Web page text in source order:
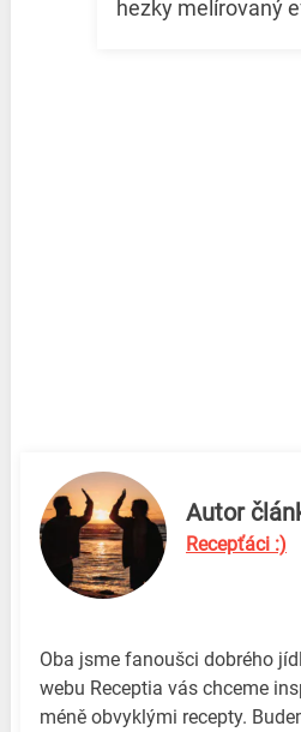
hezky melírovaný
Autor
Recepťáci :)
Oba jsme fanoušci dobrého
webu Receptia vás chceme
méně obvyklými recepty.